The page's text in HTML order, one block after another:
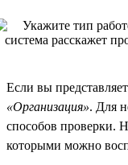
Если вы
«Организация». Для
способов проверки.
которыми можно